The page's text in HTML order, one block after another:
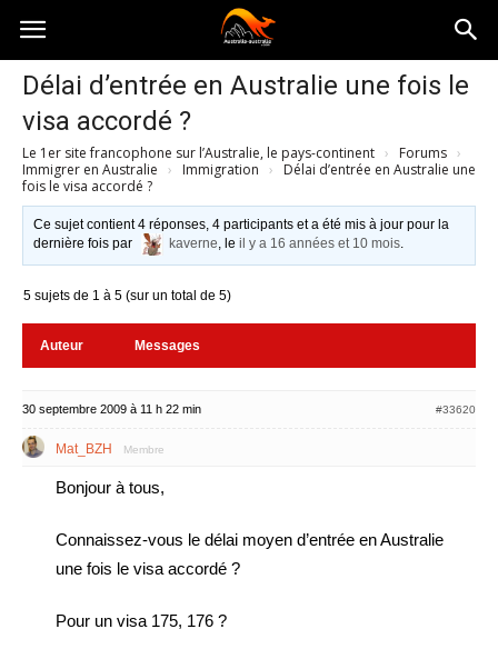
Australia-
australie.com
Délai d’entrée en Australie une fois le
visa accordé ?
Le 1er site francophone sur l’Australie, le pays-continent › Forums ›
Immigrer en Australie › Immigration ›
Délai d’entrée en Australie une
fois le visa accordé ?
Ce sujet contient 4 réponses, 4 participants et a été mis à jour pour la
dernière fois par
kaverne, leil y a 16 années et 10 mois.
5 sujets de 1 à 5 (sur un total de 5)
Auteur Messages
30 septembre 2009 à 11 h 22 min #33620
Mat_BZH Membre
Bonjour à tous,
Connaissez-vous le délai moyen d’entrée en Australie
une fois le visa accordé ?
Pour un visa 175, 176 ?